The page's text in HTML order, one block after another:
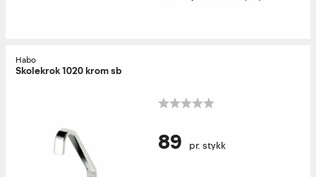
Habo
Skolekrok 1020 krom sb
89 pr. stykk